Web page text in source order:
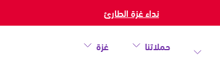
نداء غزة الطارئ
حملاتنا غزة